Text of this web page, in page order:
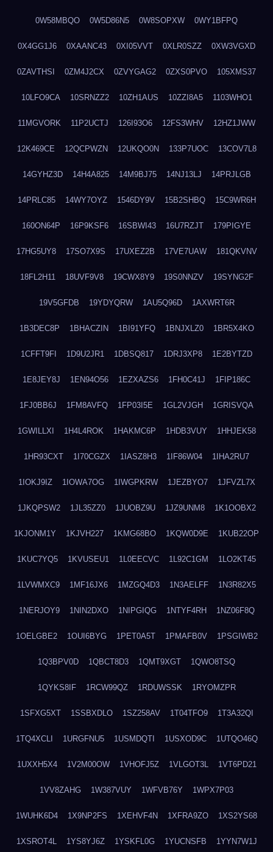
0W58MBQO 0W5D86N5 0W8SOPXW 0WY1BFPQ
0X4GG1J6 0XAANC43 0XI05VVT 0XLR0SZZ 0XW3VGXD
0ZAVTHSI 0ZM4J2CX 0ZVYGAG2 0ZXS0PVO 105XMS37
10LFO9CA 10SRNZZ2 10ZH1AUS 10ZZI8A5 1103WHO1
11MGVORK 11P2UCTJ 126I93O6 12FS3WHV 12HZ1JWW
12K469CE 12QCPWZN 12UKQO0N 133P7UOC 13COV7L8
14GYHZ3D 14H4A825 14M9BJ75 14NJ13LJ 14PRJLGB
14PRLC85 14WY7OYZ 1546DY9V 15B2SHBQ 15C9WR6H
160ON64P 16P9KSF6 16SBWI43 16U7RZJT 179PIGYE
17HG5UY8 17SO7X9S 17UXEZ2B 17VE7UAW 181QKVNV
18FL2H11 18UVF9V8 19CWX8Y9 19S0NNZV 19SYNG2F
19V5GFDB 19YDYQRW 1AU5Q96D 1AXWRT6R
1B3DEC8P 1BHACZIN 1BI91YFQ 1BNJXLZ0 1BR5X4KO
1CFFT9FI 1D9U2JR1 1DBSQ817 1DRJ3XP8 1E2BYTZD
1E8JEY8J 1EN94O56 1EZXAZS6 1FH0C41J 1FIP186C
1FJ0BB6J 1FM8AVFQ 1FP03I5E 1GL2VJGH 1GRISVQA
1GWILLXI 1H4L4ROK 1HAKMC6P 1HDB3VUY 1HHJEK58
1HR93CXT 1I70CGZX 1IASZ8H3 1IF86W04 1IHA2RU7
1IOKJ9IZ 1IOWA7OG 1IWGPKRW 1JEZBYO7 1JFVZL7X
1JKQPSW2 1JL35ZZ0 1JUOBZ9U 1JZ9UNM8 1K1OOBX2
1KJONM1Y 1KJVH227 1KMG68BO 1KQW0D9E 1KUB22OP
1KUC7YQ5 1KVUSEU1 1L0EECVC 1L92C1GM 1LO2KT45
1LVWMXC9 1MF16JX6 1MZGQ4D3 1N3AELFF 1N3R82X5
1NERJOY9 1NIN2DXO 1NIPGIQG 1NTYF4RH 1NZ06F8Q
1OELGBE2 1OUI6BYG 1PET0A5T 1PMAFB0V 1PSGIWB2
1Q3BPV0D 1QBCT8D3 1QMT9XGT 1QWO8TSQ
1QYKS8IF 1RCW99QZ 1RDUWSSK 1RYOMZPR
1SFXG5XT 1SSBXDLO 1SZ258AV 1T04TFO9 1T3A32QI
1TQ4XCLI 1URGFNU5 1USMDQTI 1USXOD9C 1UTQO46Q
1UXXH5X4 1V2M00OW 1VHOFJ5Z 1VLGOT3L 1VT6PD21
1VV8ZAHG 1W387VUY 1WFVB76Y 1WPX7P03
1WUHK6D4 1X9NP2FS 1XEHVF4N 1XFRA9ZO 1XS2YS68
1XSROT4L 1YS8YJ6Z 1YSKFL0G 1YUCNSFB 1YYN7W1J